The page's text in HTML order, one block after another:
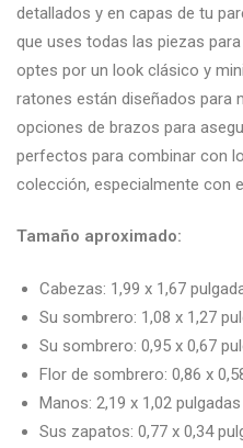
detallados y en capas de tu
que uses todas las piezas
optes por un look clásico y
ratones están diseñados para
opciones de brazos para
perfectos para combinar con
colección, especialmente con
Tamaño aproximado:
Cabezas: 1,99 x 1,67
Su sombrero: 1,08 x 1,27
Su sombrero: 0,95 x 0,67
Flor de sombrero: 0,86 x
Manos: 2,19 x 1,02
Sus zapatos: 0,77 x 0,34